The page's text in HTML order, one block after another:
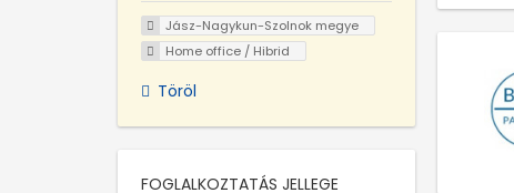
Jász-Nagykun-Szolnok megye
Home office / Hibrid
Töröl
FOGLALKOZTATÁS JELLEGE